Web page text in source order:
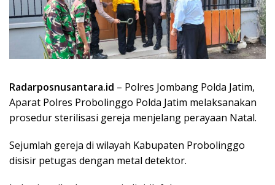
Radarposnusantara.id – Polres Jombang Polda Jatim,
Aparat Polres Probolinggo Polda Jatim melaksanakan
prosedur sterilisasi gereja menjelang perayaan Natal.
Sejumlah gereja di wilayah Kabupaten Probolinggo
disisir petugas dengan metal detektor.